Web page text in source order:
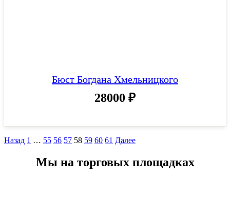
Бюст Богдана Хмельницкого
28000 ₽
Назад 1 … 55 56 57 58 59 60 61 Далее
Мы на торговых площадках